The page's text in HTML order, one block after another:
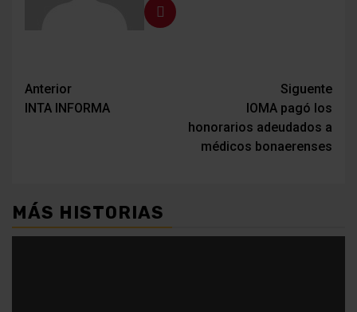
Navegación
de
Anterior
INTA INFORMA
Siguente
IOMA pagó los
honorarios adeudados a
médicos bonaerenses
MÁS HISTORIAS